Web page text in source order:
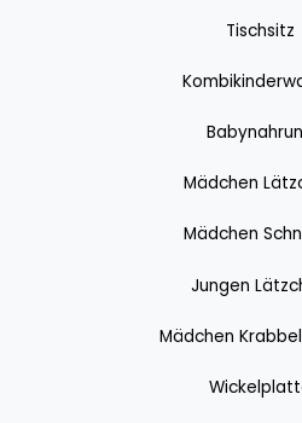
Tischsitz
Mädchen
Mädchen
Jungen
Mädchen